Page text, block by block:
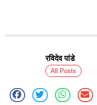
रविदेव पांडे
All Posts